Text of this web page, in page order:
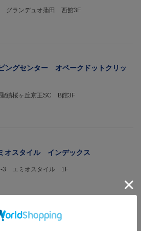
グランデュオ蒲田 西館3F
ングセンター オペークドットクリッ
蹟桜ヶ丘京王SC B館3F
オスタイル インデックス
3 エミオスタイル 1F